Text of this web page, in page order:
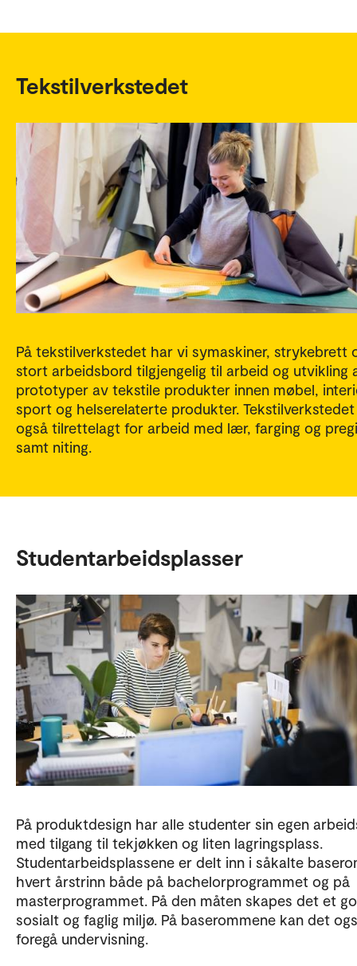
Tekstilverkstedet
På tekstilverkstedet har vi symaskiner, strykebrett
stort arbeidsbord tilgjengelig til arbeid og utvikling
prototyper av tekstile produkter innen møbel,
sport og helserelaterte produkter.
også tilrettelagt for arbeid med lær, farging og
samt niting.
Studentarbeidsplasser
På produktdesign har alle studenter sin egen
med tilgang til tekjøkken og liten lagringsplass.
Studentarbeidsplassene er delt inn i såkalte
hvert årstrinn både på bachelorprogrammet og på
masterprogrammet. På den måten skapes det et
sosialt og faglig miljø. På baserommene kan det
foregå undervisning.